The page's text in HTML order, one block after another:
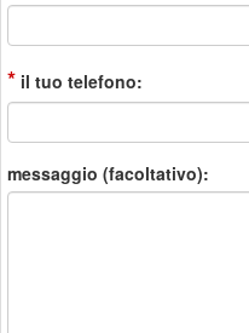
* il tuo telefono:
messaggio (facoltativo):